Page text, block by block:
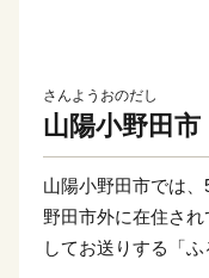
さんようおのだし
山陽小野田市
山陽小野田市では
野田市外に在住さ
してお送りする「